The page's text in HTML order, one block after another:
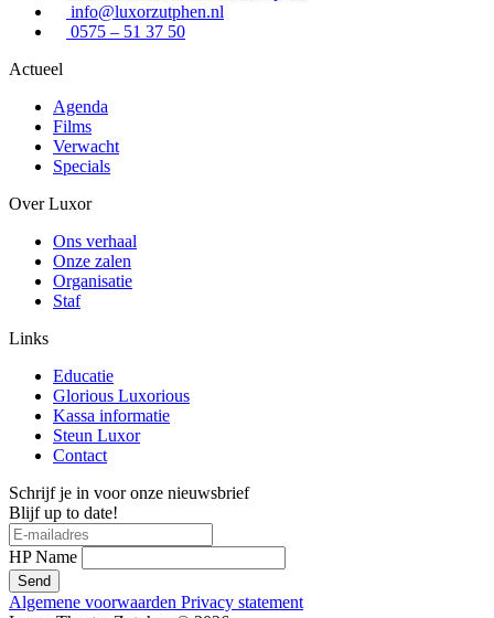
info@luxorzutphen.nl
0575 – 51 37 50
Actueel
Agenda
Films
Verwacht
Specials
Over Luxor
Ons verhaal
Onze zalen
Organisatie
Staf
Links
Educatie
Glorious Luxorious
Kassa informatie
Steun Luxor
Contact
Schrijf je in voor onze nieuwsbrief
Blijf up to date!
HP Name
Send
Algemene voorwaarden Privacy statement